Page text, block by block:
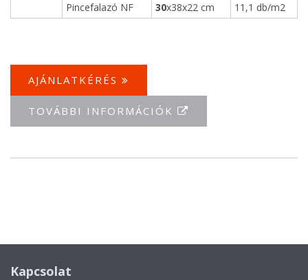
Pincefalazó NF
30x38x22 cm 11,1 db/m2
AJÁNLATKÉRÉS
TOVÁBBI INFORMÁCIÓK
Kapcsolat